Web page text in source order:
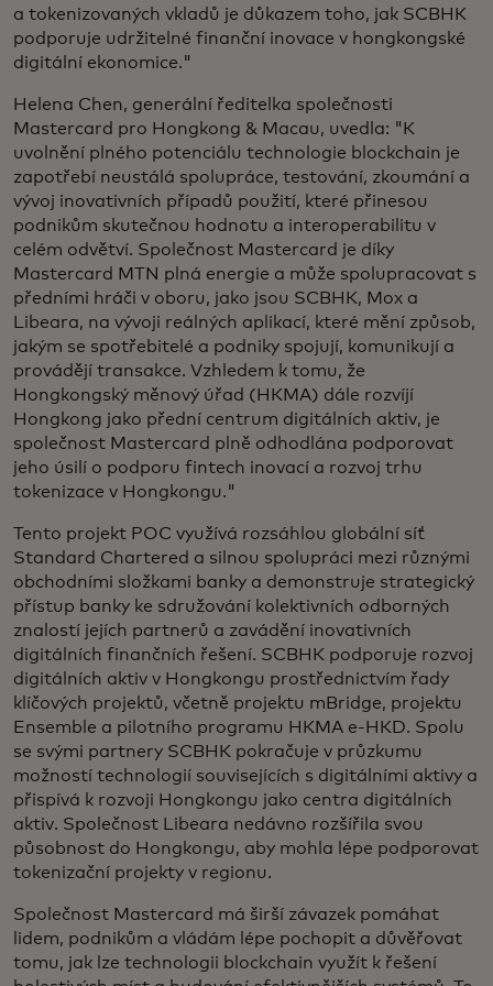
a tokenizovaných vkladů je důkazem toho, jak SCBHK
podporuje udržitelné finanční inovace v hongkongské
digitální ekonomice."
Helena Chen, generální ředitelka společnosti
Mastercard pro Hongkong & Macau, uvedla: "K
uvolnění plného potenciálu technologie blockchain je
zapotřebí neustálá spolupráce, testování, zkoumání a
vývoj inovativních případů použití, které přinesou
podnikům skutečnou hodnotu a interoperabilitu v
celém odvětví. Společnost Mastercard je díky
Mastercard MTN plná energie a může spolupracovat s
předními hráči v oboru, jako jsou SCBHK, Mox a
Libeara, na vývoji reálných aplikací, které mění způsob,
jakým se spotřebitelé a podniky spojují, komunikují a
provádějí transakce. Vzhledem k tomu, že
Hongkongský měnový úřad (HKMA) dále rozvíjí
Hongkong jako přední centrum digitálních aktiv, je
společnost Mastercard plně odhodlána podporovat
jeho úsilí o podporu fintech inovací a rozvoj trhu
tokenizace v Hongkongu."
Tento projekt POC využívá rozsáhlou globální síť
Standard Chartered a silnou spolupráci mezi různými
obchodními složkami banky a demonstruje strategický
přístup banky ke sdružování kolektivních odborných
znalostí jejích partnerů a zavádění inovativních
digitálních finančních řešení. SCBHK podporuje rozvoj
digitálních aktiv v Hongkongu prostřednictvím řady
klíčových projektů, včetně projektu mBridge, projektu
Ensemble a pilotního programu HKMA e-HKD. Spolu
se svými partnery SCBHK pokračuje v průzkumu
možností technologií souvisejících s digitálními aktivy a
přispívá k rozvoji Hongkongu jako centra digitálních
aktiv. Společnost Libeara nedávno rozšířila svou
působnost do Hongkongu, aby mohla lépe podporovat
tokenizační projekty v regionu.
Společnost Mastercard má širší závazek pomáhat
lidem, podnikům a vládám lépe pochopit a důvěřovat
tomu, jak lze technologii blockchain využít k řešení